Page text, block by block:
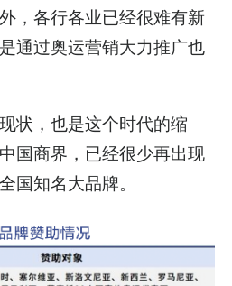
，各行各业已经很难有新
通过奥运营销大力推广也
状，也是这个时代的缩
国商界，已经很少再出现
国知名大品牌。